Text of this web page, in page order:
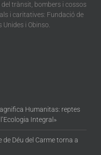
trànsit, bombers i cossos
i caritatives: Fundació de
Unides i Obinso.
Humanitas: reptes
Integral»
Déu del Carme torna a